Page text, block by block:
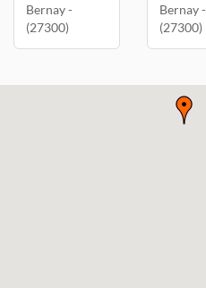
Bernay -
(27300)
Bernay -
(27300)